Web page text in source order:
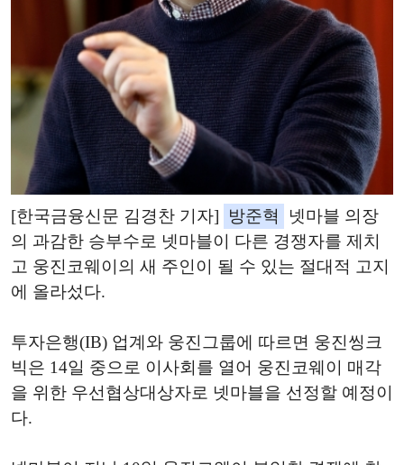
[한국금융신문 김경찬 기자] 방준혁
넷마블 의장
의 과감한 승부수로 넷마블이 다른 경쟁자를 제치
고 웅진코웨이의 새 주인이 될 수 있는 절대적 고지
에 올라섰다.
투자은행(IB) 업계와 웅진그룹에 따르면 웅진씽크
빅은 14일 중으로 이사회를 열어 웅진코웨이 매각
을 위한 우선협상대상자로 넷마블을 선정할 예정이
다.